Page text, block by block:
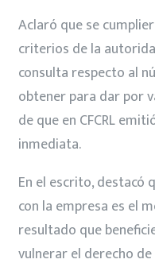
Aclaró que se
criterios de la
consulta respecto al
obtener para dar por
de que en CFCRL
inmediata.
En el escrito, destacó
con la empresa es el
resultado que
vulnerar el derecho